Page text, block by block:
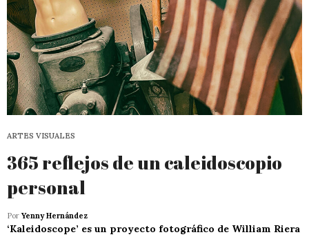
ARTES VISUALES
365 reflejos de un caleidoscopio
personal
Por Yenny Hernández
‘Kaleidoscope’ es un proyecto fotográfico de William Riera